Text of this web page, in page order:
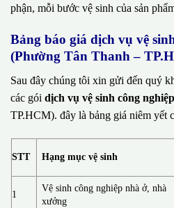
phận, mỗi bước vệ sinh của sản
Bảng báo giá dịch vụ vệ
(Phường Tân Thanh –
Sau đây chúng tôi xin gửi đến quý
các gói dịch vụ vệ sinh công nghiệp
TP.HCM). đây là bảng giá niêm yết
STT Hạng mục vệ sinh
1
Vệ sinh công nghiệp nhà ở, nhà
xưởng